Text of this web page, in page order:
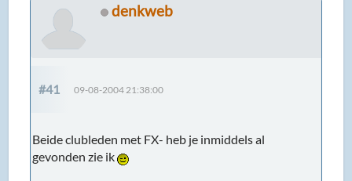
denkweb
#41 09-08-2004 21:38:00
Beide clubleden met FX- heb je inmiddels al
gevonden zie ik